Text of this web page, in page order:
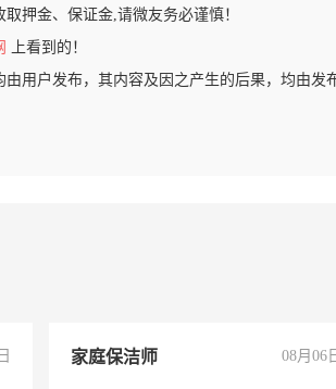
押金、保证金,请微友务必谨慎！
上看到的！
用户发布，其内容及因之产生的后果，均由发
家庭保洁师 08月06